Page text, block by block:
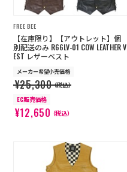
特定商取引法に基づく表記
利用規約
プライバシーポリシー
カスタマーハラスメントに対する方
FREE BEE
【在庫限り】【アウトレット】個
別配送のみ R66LV-01 COW LEATHER V
EST レザーベスト
メーカー希望小売価格
¥25,300（税込）
EC販売価格
¥12,650（税込）